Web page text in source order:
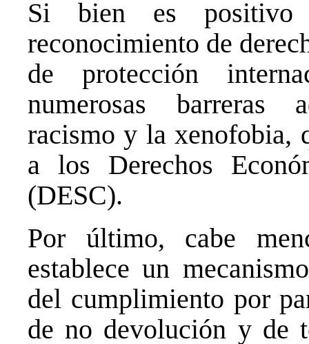
Si bien es
reconocimiento de
de protección
numerosas barreras
racismo y la xenofobia,
a los Derechos
(DESC).
Por último, cabe
establece un
del cumplimiento por
de no devolución y de